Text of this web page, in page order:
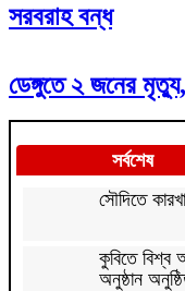
সরবরাহ বন্ধ
ডেঙ্গুতে ২ জনের
সর্বশেষ
সৌদিতে
কুবিতে বিশ্ব
অনুষ্ঠান